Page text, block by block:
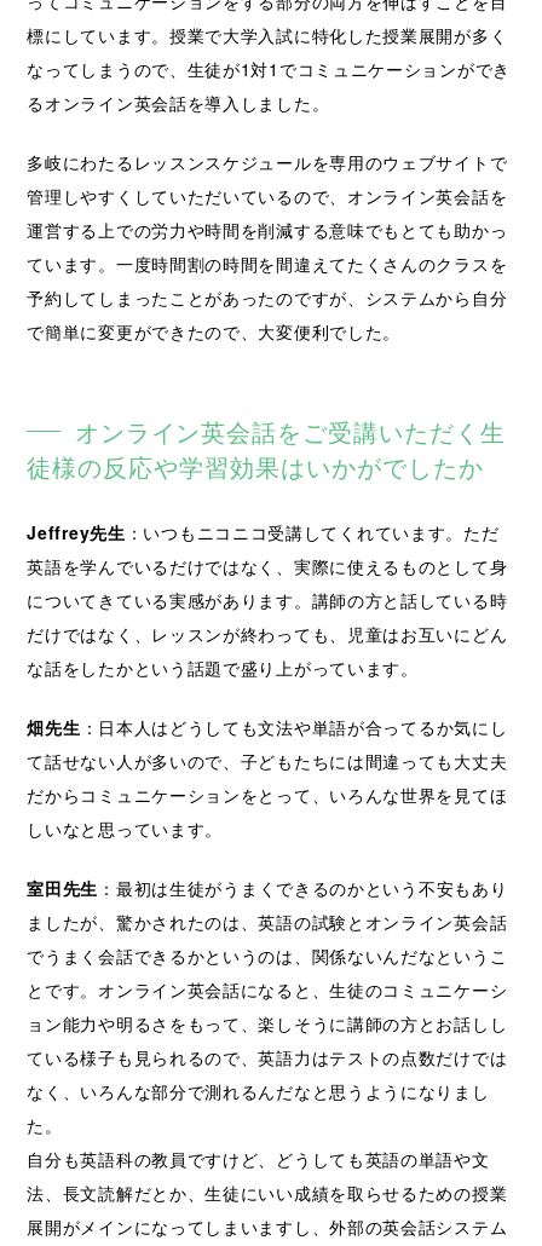
標にしています。授業で大学入試に特化した授業展開が多く
なってしまうので、生徒が1対1でコミュニケーションができ
るオンライン英会話を導入しました。
多岐にわたるレッスンスケジュールを専用のウェブサイトで
管理しやすくしていただいているので、オンライン英会話を
運営する上での労力や時間を削減する意味でもとても助かっ
ています。一度時間割の時間を間違えてたくさんのクラスを
予約してしまったことがあったのですが、システムから自分
で簡単に変更ができたので、大変便利でした。
オンライン英会話をご受講いただく生
徒様の反応や学習効果はいかがでしたか
Jeffrey先生 ：いつもニコニコ受講してくれています。ただ
英語を学んでいるだけではなく、実際に使えるものとして身
についてきている実感があります。講師の方と話している時
だけではなく、レッスンが終わっても、児童はお互いにどん
な話をしたかという話題で盛り上がっています。
畑先生 ：日本人はどうしても文法や単語が合ってるか気にし
て話せない人が多いので、子どもたちには間違っても大丈夫
だからコミュニケーションをとって、いろんな世界を見てほ
しいなと思っています。
室田先生 ：最初は生徒がうまくできるのかという不安もあり
ましたが、驚かされたのは、英語の試験とオンライン英会話
でうまく会話できるかというのは、関係ないんだなというこ
とです。オンライン英会話になると、生徒のコミュニケーシ
ョン能力や明るさをもって、楽しそうに講師の方とお話しし
ている様子も見られるので、英語力はテストの点数だけでは
なく、いろんな部分で測れるんだなと思うようになりまし
た。
自分も英語科の教員ですけど、どうしても英語の単語や文
法、長文読解だとか、生徒にいい成績を取らせるための授業
展開がメインになってしまいますし、外部の英会話システム